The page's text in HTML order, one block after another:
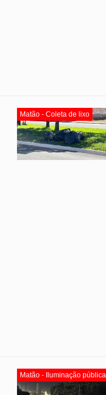
Matão - Coleta de lixo
Matão - Iluminação pública